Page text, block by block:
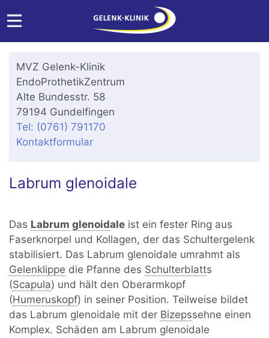
MVZ Gelenk-Klinik
EndoProthetikZentrum
Alte Bundesstr. 58
79194 Gundelfingen
Tel: (0761) 791170
Kontaktformular
Labrum glenoidale
Das Labrum glenoidale ist ein fester Ring aus
Faserknorpel und Kollagen, der das Schultergelenk
stabilisiert. Das Labrum glenoidale umrahmt als
Gelenklippe die Pfanne des Schulterblatts
(Scapula) und hält den Oberarmkopf
(Humeruskopf) in seiner Position. Teilweise bildet
das Labrum glenoidale mit der Bizepssehne einen
Komplex. Schäden am Labrum glenoidale